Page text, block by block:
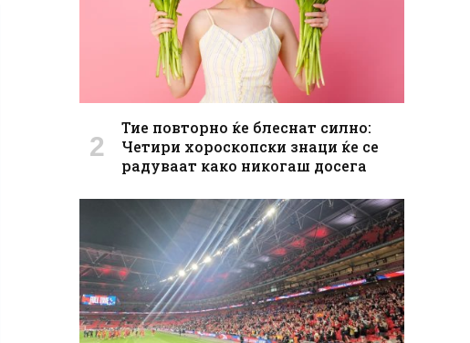
Тие повторно ќе блеснат силно:
Четири хороскопски знаци ќе се
радуваат како никогаш досега